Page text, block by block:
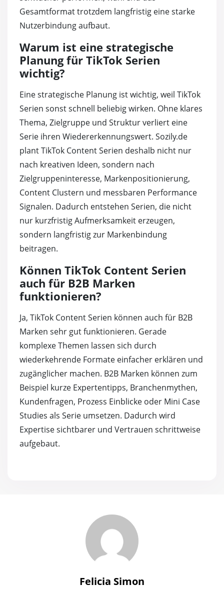
Gesamtformat trotzdem langfristig eine starke
Nutzerbindung aufbaut.
Warum ist eine strategische
Planung für TikTok Serien
wichtig?
Eine strategische Planung ist wichtig, weil TikTok
Serien sonst schnell beliebig wirken. Ohne klares
Thema, Zielgruppe und Struktur verliert eine
Serie ihren Wiedererkennungswert. Sozily.de
plant TikTok Content Serien deshalb nicht nur
nach kreativen Ideen, sondern nach
Zielgruppeninteresse, Markenpositionierung,
Content Clustern und messbaren Performance
Signalen. Dadurch entstehen Serien, die nicht
nur kurzfristig Aufmerksamkeit erzeugen,
sondern langfristig zur Markenbindung
beitragen.
Können TikTok Content Serien
auch für B2B Marken
funktionieren?
Ja, TikTok Content Serien können auch für B2B
Marken sehr gut funktionieren. Gerade
komplexe Themen lassen sich durch
wiederkehrende Formate einfacher erklären und
zugänglicher machen. B2B Marken können zum
Beispiel kurze Expertentipps, Branchenmythen,
Kundenfragen, Prozess Einblicke oder Mini Case
Studies als Serie umsetzen. Dadurch wird
Expertise sichtbarer und Vertrauen schrittweise
aufgebaut.
Felicia Simon